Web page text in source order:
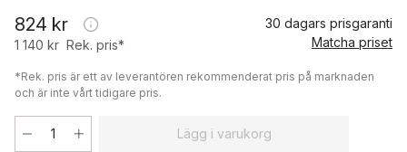
824 kr
1 140 kr Rek. pris*
30 dagars prisgaranti
Matcha priset
*Rek. pris är ett av leverantören rekommenderat pris på marknaden
och är inte vårt tidigare pris.
Lägg i varukorg